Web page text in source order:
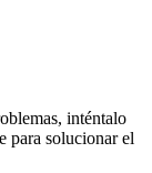
inténtalo
para solucionar el